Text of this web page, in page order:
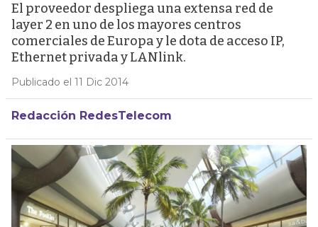
El proveedor despliega una extensa red de
layer 2 en uno de los mayores centros
comerciales de Europa y le dota de acceso IP,
Ethernet privada y LANlink.
Publicado el 11 Dic 2014
Redacción RedesTelecom